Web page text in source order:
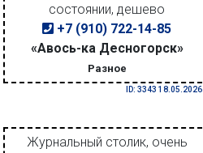
состоянии, дешево
+7 (910) 722-14-85
«Авось-ка Десногорск»
Разное
ID: 3343 18.05.2026
Журнальный столик, очень